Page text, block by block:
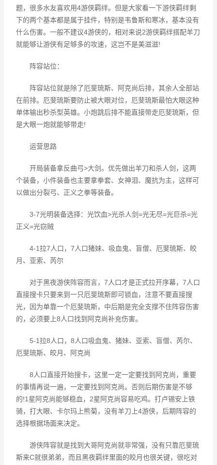
题，很多水友喜欢用4游侠羁绊。但是大家看一下游侠羁绊剩
下的两个基本都是属于挂件，特别是韦鲁斯和寒冰，基本没有
什么伤害。一般不建议4游侠的，相对来说2游侠羁绊搭配羊刀
就能够让游侠有足够多的攻速，这岂不是美滋滋!
阵容站位：
阵容站位就是除了厄斐琉斯、阿克尚后排，其余人全部站
在前排。厄斐琉斯要防止被大眼对位，厄斐琉斯最怕大眼这种
单体输出秒杀型英雄。小炮跳后排不能直接带走厄斐琉斯，但
是大眼一炮就能够带走!
运营思路
开局装备拿反曲弓>大剑。优先做出羊刀和杀人剑，这两
个装备，小件装备也主要拿拳套、女神泪、魔抗为主，这样可
以做出分裂弓、正义之拳等装备。
3-7光明装备选择：光饮血>光杀人剑=光无尽=光巨杀=光
正义=光窃贼
4-1拉7人口，7人口猪妹、吸血鬼、盲僧、厄斐琉斯、皎
月、亚索、芮尔
对于黑夜游侠阵容而言，7人口才是正式拉开序幕，7人口
直接搜卡只要来到一只厄斐琉斯即可锁血，注意不要直接搜
光，因为单靠一个厄斐琉斯，中后期是完全支撑不住阵容伤害
的，必须要上8人口找到阿克尚补充伤害。
5-1拉8人口，8人口吸血鬼、猪妹、亚索、盲僧、芮尔、
厄斐琉斯、皎月、阿克尚
8人口直接开始搜卡，这里一定一定要找到阿克尚，重要
的事情再说一遍，一定要找到阿克尚。否则后期伤害是不够
的!1星阿克尚能够稳血，2星阿克尚容易吃鸡。打卢锡安上铁
骑，打大眼、卡尔玛上熊菊，没有羊刀上4游侠，后期阵容的
选择根据场面来决定。
游侠阵容就是找到大哥阿克尚就非常强，没有只靠厄斐琉
斯来C就很弟弟，而且黑夜羁绊里面的皎月也很关键，很吃对